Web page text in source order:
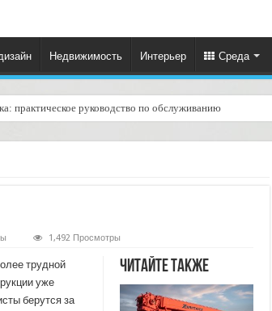
Недвижимость Интерьер Среда
практическое руководство по обслуживанию
для тепла, экономии и творчества
1,492 Просмотры
Читайте также
трудной
уже
берутся за